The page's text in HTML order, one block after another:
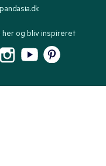
her og bliv inspireret